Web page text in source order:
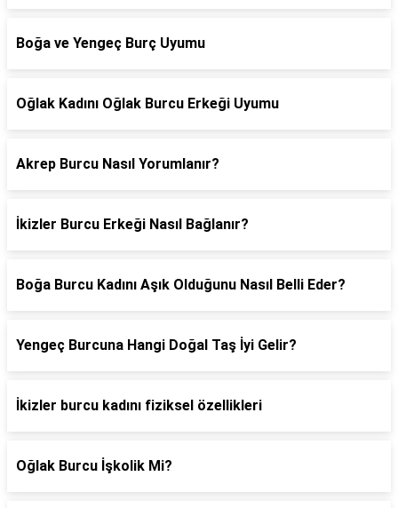
Boğa ve Yengeç Burç Uyumu
Oğlak Kadını Oğlak Burcu Erkeği Uyumu
Akrep Burcu Nasıl Yorumlanır?
İkizler Burcu Erkeği Nasıl Bağlanır?
Boğa Burcu Kadını Aşık Olduğunu Nasıl Belli Eder?
Yengeç Burcuna Hangi Doğal Taş İyi Gelir?
İkizler burcu kadını fiziksel özellikleri
Oğlak Burcu İşkolik Mi?